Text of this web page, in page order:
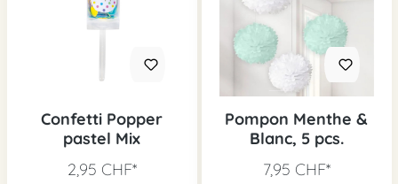
Confetti Popper
pastel Mix
2,95 CHF*
Pompon Menthe &
Blanc, 5 pcs.
7,95 CHF*